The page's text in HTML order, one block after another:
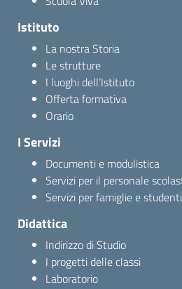
Istituto
La nostra Storia
Le strutture
I luoghi dell’Istituto
Offerta formativa
Orario
I Servizi
Documenti e modulistica
Servizi per il personale
Servizi per famiglie e studenti
Didattica
Indirizzo di Studio
I progetti delle classi
Laboratorio